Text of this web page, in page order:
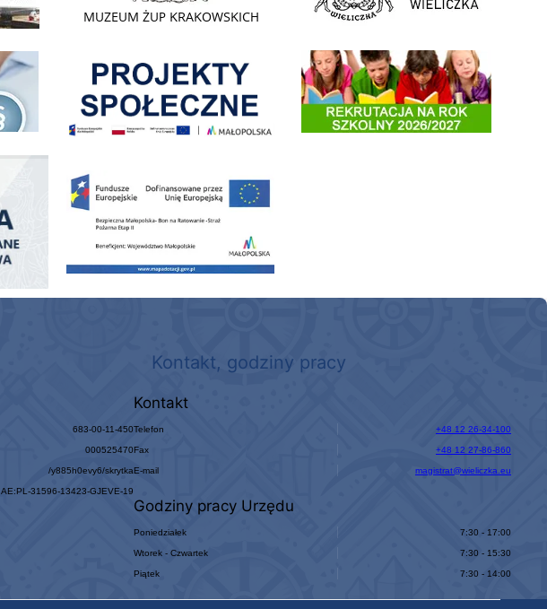
Informacja o terminach rekrutacji na rok szkolny 2026/
Zakup fabrycznie nowego, średniego samochodu ratowniczo-gaśniczego z napędem 4x4 dla OSP Kokotów
683-00-11-450
000525470
/y885h0evy6/skrytka
AE:PL-31596-13423-GJEVE-19
Kontakt, godziny pracy
Kontakt
Telefon +48 12 26-34-100
Fax +48 12 27-86-860
E-mail magistrat@wieliczka.eu
Godziny pracy Urzędu
Poniedziałek 7:30 - 17:00
Wtorek - Czwartek 7:30 - 15:30
Piątek 7:30 - 14:00